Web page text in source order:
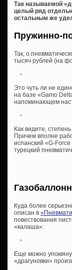
Так называемой
целый ряд
остальным же
Пружинно-
Так, о
тысяч рублей (на
Это чуть ли не
на базе «Gamo
напоминающем
Как видите,
Причем вполне
испанский «G-
турецкий
Куда более
описан в
повествования
«калаша»:
Еще можно
«драгуновки»